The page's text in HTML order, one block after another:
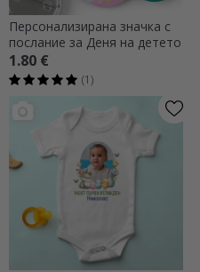
Персонализирана значка с
послание за Деня на детето
1.80 €
(1)